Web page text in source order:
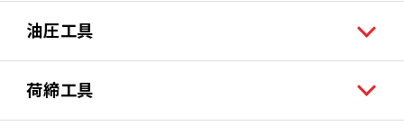
油圧工具
荷締工具